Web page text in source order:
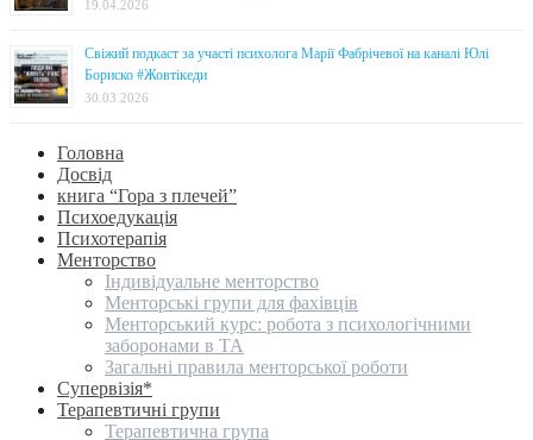
19.04.2026
Свіжий подкаст за участі психолога Марії Фабрічевої на каналі Юлі
Бориско #Жовтікеди
30.03.2026
Головна
Досвід
книга “Гора з плечей”
Психоедукація
Психотерапія
Менторство
Індивідуальне менторство
Менторські групи для фахівців
Менторський курс: робота з психологічними
заборонами в ТА
Загальні правила менторської роботи
Супервізія*
Терапевтичні групи
Терапевтична група